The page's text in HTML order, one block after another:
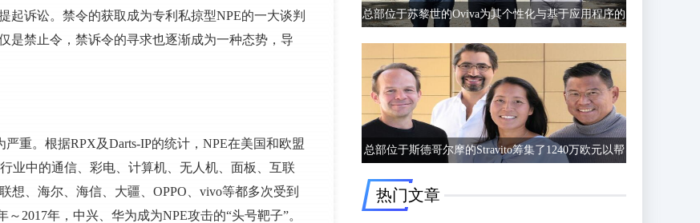
起诉讼。禁令的获取成为专利私掠型NPE的一大谈判
是禁止令，禁诉令的寻求也逐渐成为一种态势，导
重。根据RPX及Darts-IP的统计，NPE在美国和欧盟
业中的通信、彩电、计算机、无人机、面板、互联
想、海尔、海信、大疆、OPPO、vivo等都多次受到
2017年，中兴、华为成为NPE攻击的“头号靶子”。
总部位于苏黎世的Oviva为其个性化与基于应用程序的
总部位于斯德哥尔摩的Stravito筹集了1240万欧元以帮
热门文章